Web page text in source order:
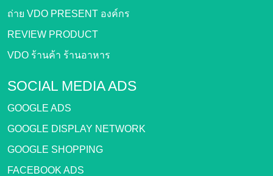
ถ่าย VDO PRESENT องค์กร
REVIEW PRODUCT
VDO ร้านค้า ร้านอาหาร
SOCIAL MEDIA ADS
GOOGLE ADS
GOOGLE DISPLAY NETWORK
GOOGLE SHOPPING
FACEBOOK ADS